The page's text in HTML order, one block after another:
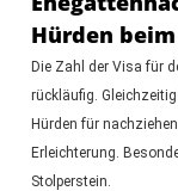
Hürden
Die Zahl der Visa für
rückläufig.
Hürden für
Erleichterung.
Stolperstein.